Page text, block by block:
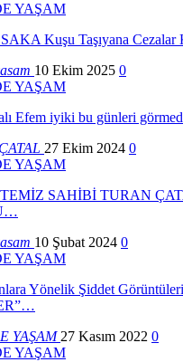
YAŞAM
Kuşu Taşıyana
10 Ekim 2025 0
YAŞAM
Efem iyiki bu günleri
27 Ekim 2024 0
YAŞAM
SAHİBİ TURAN
10 Şubat 2024 0
YAŞAM
Yönelik Şiddet
YAŞAM 27 Kasım 2022 0
YAŞAM